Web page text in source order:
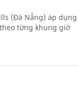
(Đà Nẵng) áp dụng
từng khung giờ